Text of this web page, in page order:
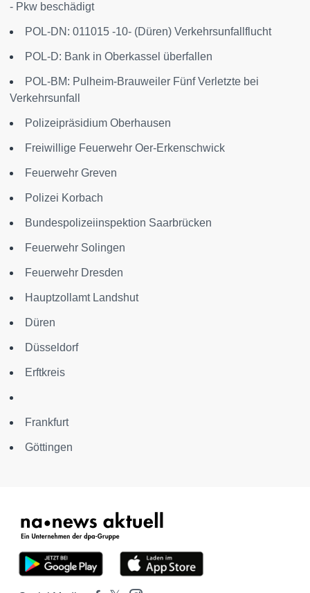
- Pkw beschädigt
POL-DN: 011015 -10- (Düren) Verkehrsunfallflucht
POL-D: Bank in Oberkassel überfallen
POL-BM: Pulheim-Brauweiler Fünf Verletzte bei
Verkehrsunfall
Polizeipräsidium Oberhausen
Freiwillige Feuerwehr Oer-Erkenschwick
Feuerwehr Greven
Polizei Korbach
Bundespolizeiinspektion Saarbrücken
Feuerwehr Solingen
Feuerwehr Dresden
Hauptzollamt Landshut
Düren
Düsseldorf
Erftkreis
Frankfurt
Göttingen